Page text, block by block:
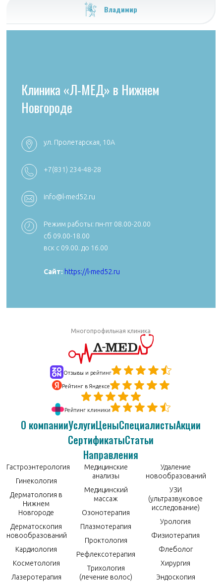
Владимир
+7 (4922) 38-30-00 +7 (4922) 44-24-78
reception@aibolit33.com
Клиника «Л-МЕД» в Нижнем
Новгороде
ул. Пролетарская, 10А
+7(831) 234-48-28
info@l-med52.ru
Режим работы: пн-пт 08.00-20.00
сб 09.00-18.00
вск с 09.00. до 16.00
Сайт: https://l-med52.ru
Многопрофильная клиника
Отзывы и рейтинг
Рейтинг в Яндексе
Рейтинг клиники
О компанииУслугиЦеныСпециалистыАкции
СертификатыСтатьи
Направления
Гастроэнтерология
Гинекология
Дерматология в
Нижнем
Новгороде
Дерматоскопия
новообразований
Кардиология
Косметология
Лазеротерапия
Медицинские
анализы
Медицинский
массаж
Озонотерапия
Плазмотерапия
Проктология
Рефлексотерапия
Трихология
(лечение волос)
Удаление
новообразований
УЗИ
(ультразвуковое
исследование)
Урология
Физиотерапия
Флеболог
Хирургия
Эндоскопия